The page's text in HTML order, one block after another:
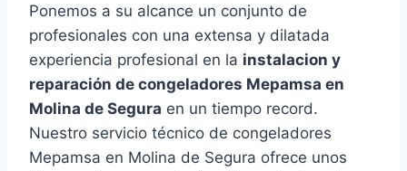
Ponemos a su alcance un conjunto de
profesionales con una extensa y dilatada
experiencia profesional en la instalacion y
reparación de congeladores Mepamsa en
Molina de Segura en un tiempo record.
Nuestro servicio técnico de congeladores
Mepamsa en Molina de Segura ofrece unos